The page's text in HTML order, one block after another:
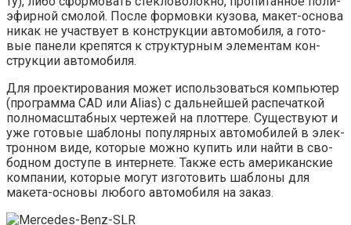
эфир­ной смо­лой. После фор­мов­ки кузо­ва, макет-осно­ва
никак не участ­ву­ет в кон­струк­ции авто­мо­би­ля, а гото­
вые пане­ли кре­пят­ся к струк­тур­ным эле­мен­там кон­
струк­ции автомобиля.
Для про­ек­ти­ро­ва­ния может исполь­зо­вать­ся ком­пью­тер
(про­грам­ма CAD или Alias) с даль­ней­шей рас­пе­чат­кой
пол­но­мас­штаб­ных чер­те­жей на плот­те­ре. Суще­ству­ют и
уже гото­вые шаб­ло­ны попу­ляр­ных авто­мо­би­лей в элек­
трон­ном виде, кото­рые мож­но купить или най­ти в сво­
бод­ном досту­пе в интер­не­те. Так­же есть аме­ри­кан­ские
ком­па­нии, кото­рые могут изго­то­вить шаб­ло­ны для
маке­та-осно­вы любо­го авто­мо­би­ля на заказ.